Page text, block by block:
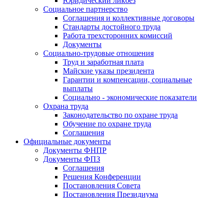
Социальное партнерство
Соглашения и коллективные договоры
Стандарты достойного труда
Работа трехсторонних комиссий
Документы
Социально-трудовые отношения
Труд и заработная плата
Майские указы президента
Гарантии и компенсации, социальные
выплаты
Социально - экономические показатели
Охрана труда
Законодательство по охране труда
Обучение по охране труда
Соглашения
Официальные документы
Документы ФНПР
Документы ФПЗ
Соглашения
Решения Конференции
Постановления Совета
Постановления Президиума